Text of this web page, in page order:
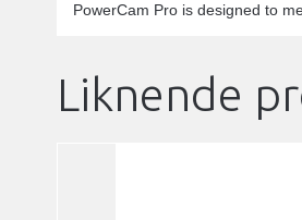
PowerCam Pro is designed to
Liknende